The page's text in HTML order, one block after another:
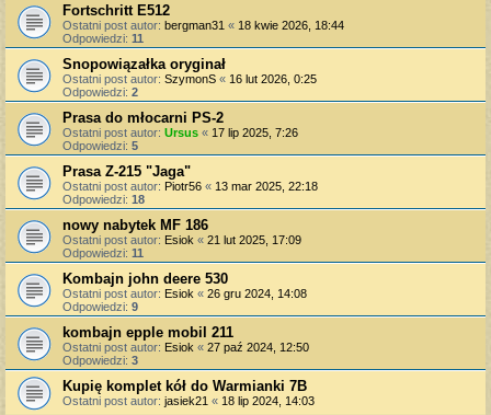
Fortschritt E512
Ostatni post autor: bergman31 « 18 kwie 2026, 18:44
Odpowiedzi: 11
Snopowiązałka oryginał
Ostatni post autor: SzymonS « 16 lut 2026, 0:25
Odpowiedzi: 2
Prasa do młocarni PS-2
Ostatni post autor: Ursus « 17 lip 2025, 7:26
Odpowiedzi: 5
Prasa Z-215 "Jaga"
Ostatni post autor: Piotr56 « 13 mar 2025, 22:18
Odpowiedzi: 18
nowy nabytek MF 186
Ostatni post autor: Esiok « 21 lut 2025, 17:09
Odpowiedzi: 11
Kombajn john deere 530
Ostatni post autor: Esiok « 26 gru 2024, 14:08
Odpowiedzi: 9
kombajn epple mobil 211
Ostatni post autor: Esiok « 27 paź 2024, 12:50
Odpowiedzi: 3
Kupię komplet kół do Warmianki 7B
Ostatni post autor: jasiek21 « 18 lip 2024, 14:03